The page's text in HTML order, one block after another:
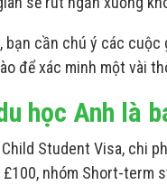
bạn cần chú ý các
để xác minh một vài
học Anh là
Student Visa, chi
£100, nhóm Short-term